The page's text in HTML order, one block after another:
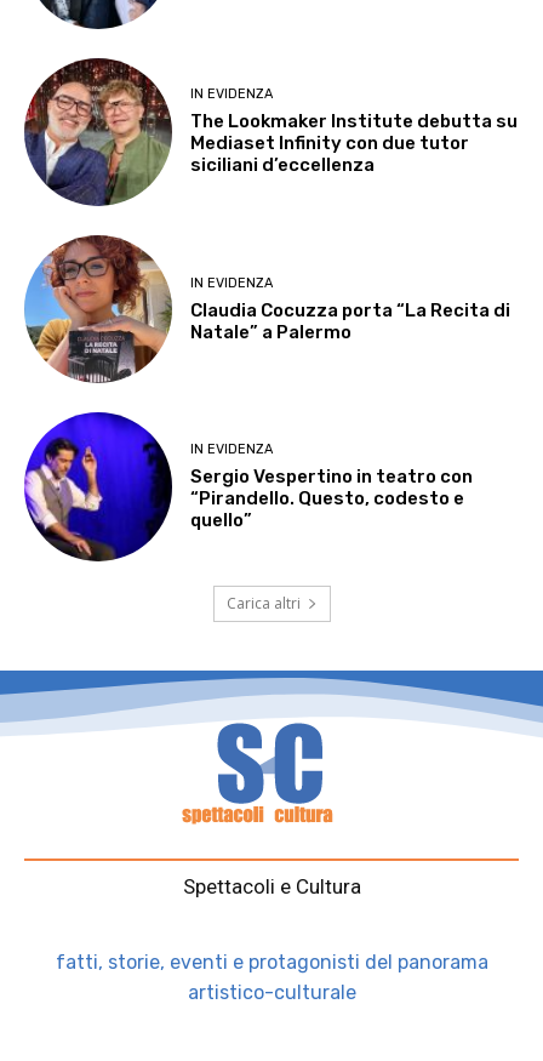
IN EVIDENZA
The Lookmaker Institute debutta su
Mediaset Infinity con due tutor
siciliani d’eccellenza
IN EVIDENZA
Claudia Cocuzza porta “La Recita di
Natale” a Palermo
IN EVIDENZA
Sergio Vespertino in teatro con
“Pirandello. Questo, codesto e
quello”
Carica altri
Spettacoli e Cultura
fatti, storie, eventi e protagonisti del panorama
artistico-culturale